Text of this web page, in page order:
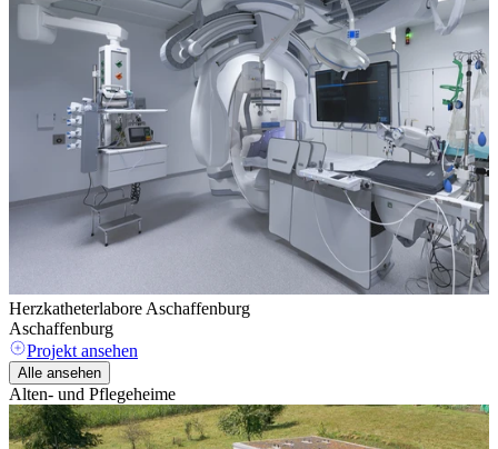
Herzkatheterlabore Aschaffenburg
Aschaffenburg
Projekt ansehen
Alle ansehen
Alten- und Pflegeheime